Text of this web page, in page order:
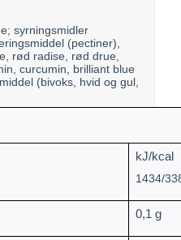
syrningsmidler
(pectiner),
rød radise, rød drue,
curcumin, brilliant blue
(bivoks, hvid og gul,
kJ/kcal
1434/
0,1 g